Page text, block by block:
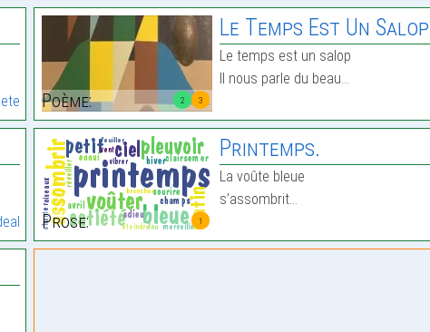
2 3
Poème:
Le Temps Est Un Salop
Le temps est un salop
Il nous parle du beau…
1
Prose:
Printemps.
La voûte bleue
s’assombrit…